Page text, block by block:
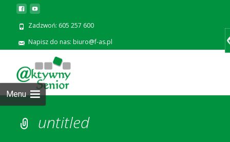
Zadzwoń: 605 257 600
Napisz do nas: biuro@f-as.pl
Menu
untitled